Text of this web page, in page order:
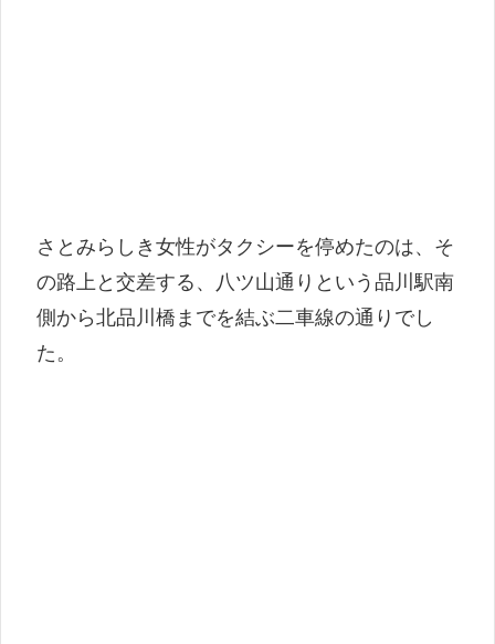
さとみらしき女性がタクシーを停めたのは、そ
の路上と交差する、八ツ山通りという品川駅南
側から北品川橋までを結ぶ二車線の通りでし
た。